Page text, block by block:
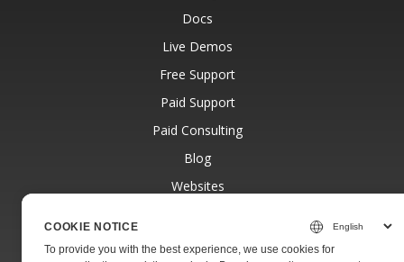
Docs
Live Demos
Free Support
Paid Support
Paid Consulting
Blog
Websites
COOKIE NOTICE
To provide you with the best experience, we use cookies for